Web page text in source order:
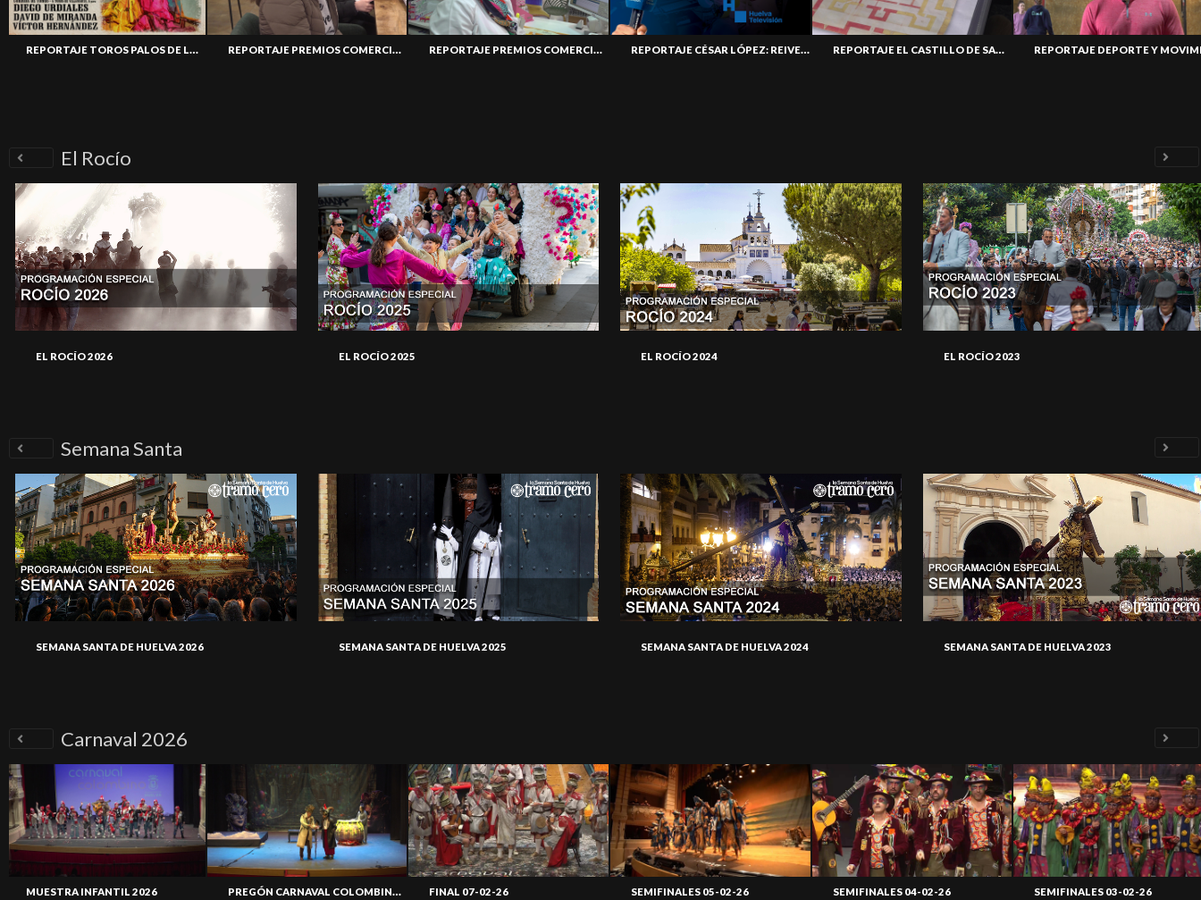
REPORTAJE TOROS PALOS DE LA FRONTERA REPORTAJE PREMIOS COMERCIO 02 REPORTAJE PREMIOS COMERCIO 01 REPORTAJE CÉSAR LÓPEZ: REIVENTÁNDOME REPORTAJE EL CASTILLO DE SAN PEDRO
El Rocío
EL ROCÍO 2026 EL ROCÍO 2025 EL ROCÍO 2024 EL ROCÍO 2023
Semana Santa
SEMANA SANTA DE HUELVA 2026 SEMANA SANTA DE HUELVA 2025 SEMANA SANTA DE HUELVA 2024 SEMANA SANTA DE HUELVA 2023
Carnaval 2026
MUESTRA INFANTIL 2026 PREGÓN CARNAVAL COLOMBINO 2026 FINAL 07-02-26 SEMIFINALES 05-02-26 SEMIFINALES 04-02-26 SEMIFINALES 03-02-26